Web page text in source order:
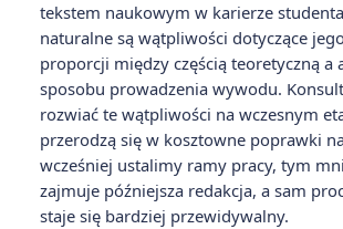
tekstem naukowym w karierze
naturalne są wątpliwości dotyczące
proporcji między częścią teoretyczną a
sposobu prowadzenia wywodu.
rozwiać te wątpliwości na wczesnym
przerodzą się w kosztowne poprawki
wcześniej ustalimy ramy pracy, tym
zajmuje późniejsza redakcja, a sam
staje się bardziej przewidywalny.